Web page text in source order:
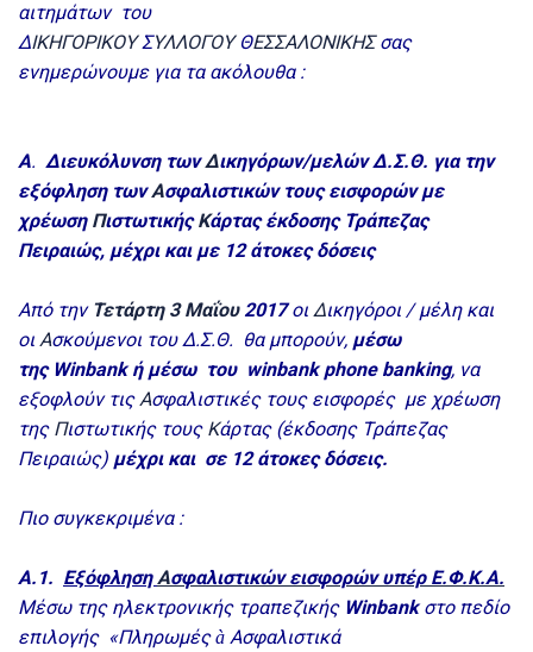
αιτημάτων του
ΔΙΚΗΓΟΡΙΚΟΥΣΥΛΛΟΓΟΥ ΘΕΣΣΑΛΟΝΙΚΗΣσας
ενημερώνουμε για τα ακόλουθα :
Α. Διευκόλυνση τωνΔικηγόρων/μελών Δ.Σ.Θ. για την
εξόφληση τωνΑσφαλιστικών τους εισφορών με
χρέωση ΠιστωτικήςΚάρτας έκδοσης Τράπεζας
Πειραιώς, μέχρι και με 12 άτοκες δόσεις
Από την Τετάρτη 3 Μαΐου2017οι Δικηγόροι / μέλη και
οι Ασκούμενοι του Δ.Σ.Θ. θα μπορούν, μέσω
της Winbank ή μέσω του winbank phone banking, να
εξοφλούν τιςΑσφαλιστικές τους εισφορές με χρέωση
της Πιστωτικής τους Κάρτας (έκδοσης Τράπεζας
Πειραιώς) μέχρι και σε 12 άτοκες δόσεις.
Πιο συγκεκριμένα :
Α.1. ΕξόφλησηΑσφαλιστικών εισφορών υπέρ Ε.Φ.Κ.Α.
Μέσω της ηλεκτρονικής τραπεζικής Winbank στο πεδίο
επιλογής «Πληρωμέςà Ασφαλιστικά